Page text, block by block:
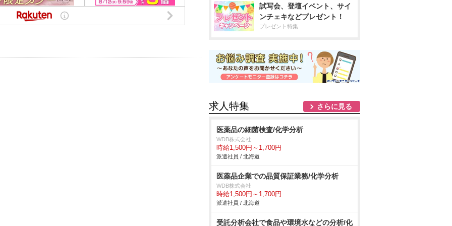
試写会、登壇イベント、サイ
ンチェキなどプレゼント！
プレゼント特集
求人特集 さらに見る
医薬品の細菌検査/化学分析
WDB株式会社
時給1,500円～1,700円
派遣社員 / 北海道
医薬品企業での品質保証業務/化学分析
WDB株式会社
時給1,500円～1,700円
派遣社員 / 北海道
受託分析会社で食品や環境水などの分析/化